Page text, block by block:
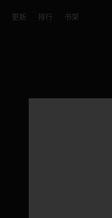
更新 排行 书架